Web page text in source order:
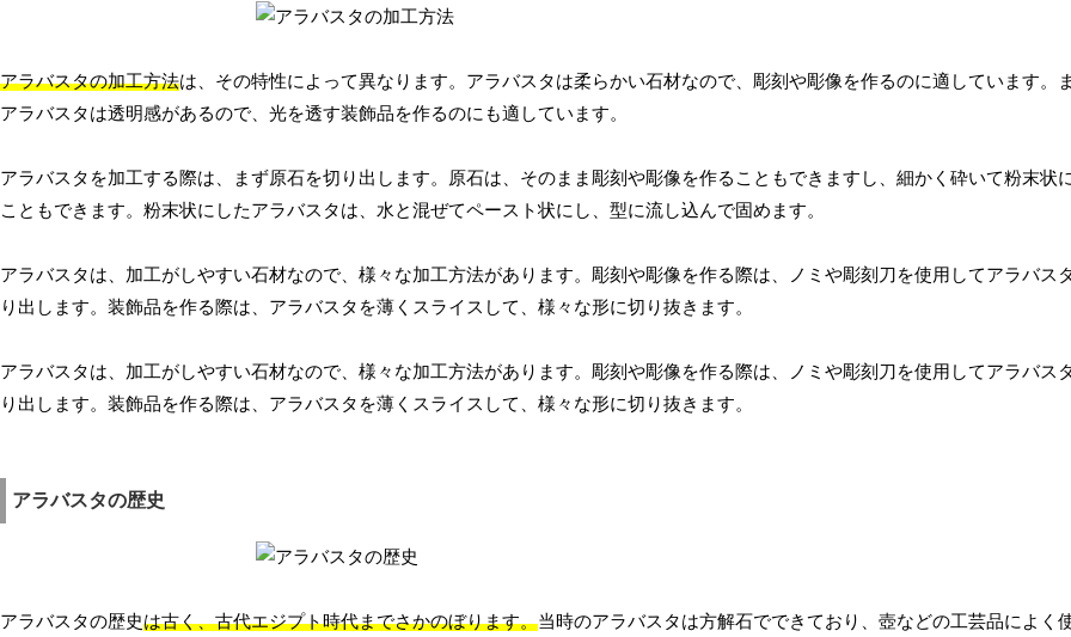
アラバスタの加工方法は、その特性によって異なります。アラバスタは柔らかい石材なので、彫刻や彫像を作るのに適しています。ま
アラバスタは透明感があるので、光を透す装飾品を作るのにも適しています。
アラバスタを加工する際は、まず原石を切り出します。原石は、そのまま彫刻や彫像を作ることもできますし、細かく砕いて粉末状
こともできます。粉末状にしたアラバスタは、水と混ぜてペースト状にし、型に流し込んで固めます。
アラバスタは、加工がしやすい石材なので、様々な加工方法があります。彫刻や彫像を作る際は、ノミや彫刻刀を使用してアラバス
り出します。装飾品を作る際は、アラバスタを薄くスライスして、様々な形に切り抜きます。
アラバスタは、加工がしやすい石材なので、様々な加工方法があります。彫刻や彫像を作る際は、ノミや彫刻刀を使用してアラバス
り出します。装飾品を作る際は、アラバスタを薄くスライスして、様々な形に切り抜きます。
アラバスタの歴史
アラバスタの歴史は古く、古代エジプト時代までさかのぼります。当時のアラバスタは方解石でできており、壺などの工芸品によく